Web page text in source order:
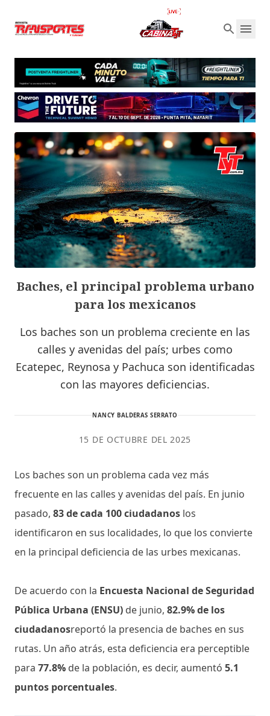
Baches, el principal problema urbano
para los mexicanos
Los baches son un problema creciente en las
calles y avenidas del país; urbes como
Ecatepec, Reynosa y Pachuca son identificadas
con las mayores deficiencias.
NANCY BALDERAS SERRATO
15 DE OCTUBRE DEL 2025
Los baches son un problema cada vez más
frecuente en las calles y avenidas del país. En junio
pasado, 83 de cada 100 ciudadanos los
identificaron en sus localidades, lo que los convierte
en la principal deficiencia de las urbes mexicanas.
De acuerdo con la Encuesta Nacional de Seguridad
Pública Urbana (ENSU) de junio, 82.9% de los
ciudadanosreportó la presencia de baches en sus
rutas. Un año atrás, esta deficiencia era perceptible
para 77.8% de la población, es decir, aumentó 5.1
puntos porcentuales.